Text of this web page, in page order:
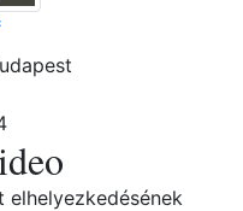
elhelyezkedésének